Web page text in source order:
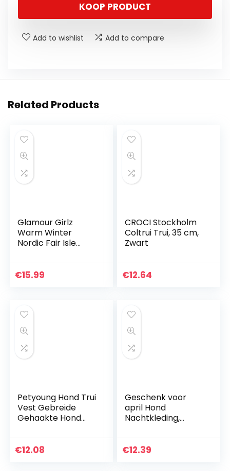
KOOP PRODUCT
Add to wishlist Add to compare
Related Products
Glamour Girlz
Warm Winter
Nordic Fair Isle
Jumper Groen
€15.99
CROCI Stockholm
Coltrui Trui, 35 cm,
Zwart
€12.64
Petyoung Hond Trui
Vest Gebreide
Gehaakte Hond
Zachte Warme Trui
€12.08
Geschenk voor
april Hond
Nachtkleding,
Zacht voor Hond
€12.39